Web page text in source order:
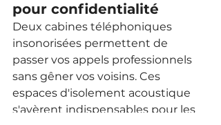
pour confidentialité
Deux cabines téléphoniques
insonorisées permettent de
passer vos appels professionnels
sans gêner vos voisins. Ces
espaces d'isolement acoustique
s'avèrent indispensables pour les